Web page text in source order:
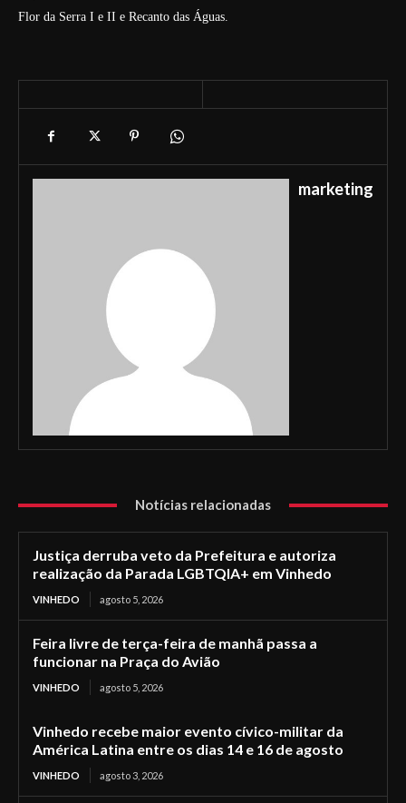
Flor da Serra I e II e Recanto das Águas.
marketing
Notícias relacionadas
Justiça derruba veto da Prefeitura e autoriza
realização da Parada LGBTQIA+ em Vinhedo
VINHEDO agosto 5, 2026
Feira livre de terça-feira de manhã passa a
funcionar na Praça do Avião
VINHEDO agosto 5, 2026
Vinhedo recebe maior evento cívico-militar da
América Latina entre os dias 14 e 16 de agosto
VINHEDO agosto 3, 2026